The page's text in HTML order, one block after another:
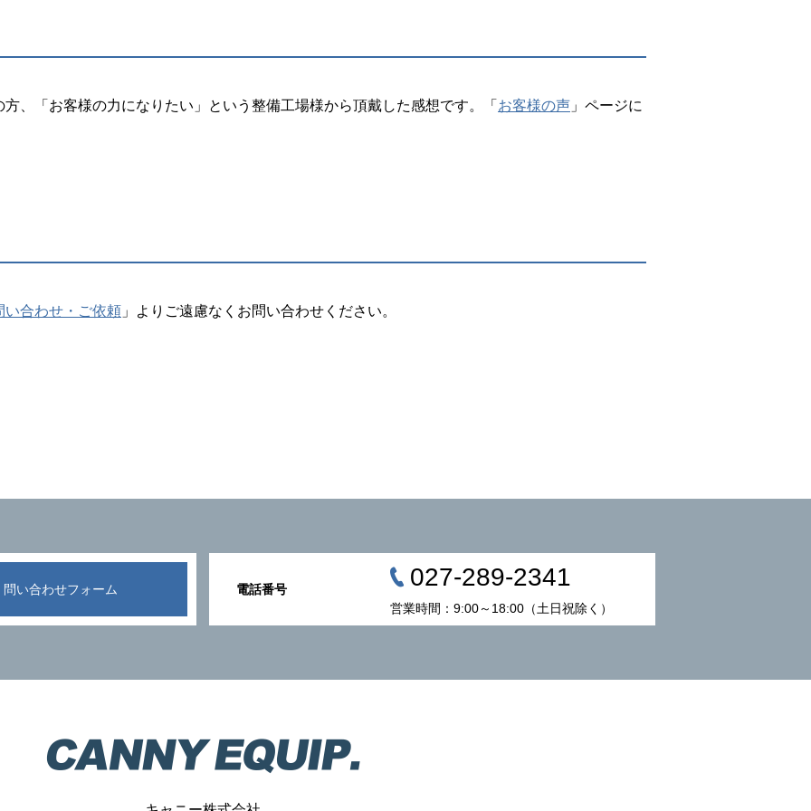
方、「お客様の力になりたい」という整備工場様から頂戴した感想です。「 お客様の声 」ページに
い合わせ・ご依頼 」よりご遠慮なくお問い合わせください。
問い合わせフォーム 電話番号 027-289-2341
営業時間：9:00～18:00（土日祝除く）